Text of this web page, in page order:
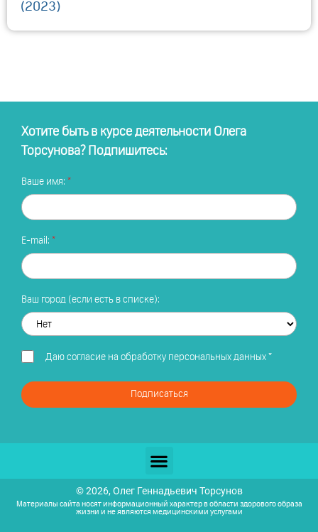
(2023)
Хотите быть в курсе деятельности Олега
Торсунова? Подпишитесь:
Ваше имя:
E-mail:
Ваш город (если есть в списке):
Даю согласие на обработку персональных данных*
Подписаться
© 2026, Олег Геннадьевич Торсунов
Материалы сайта носят информационный характер в области здорового образа
жизни и не являются медицинскими услугами